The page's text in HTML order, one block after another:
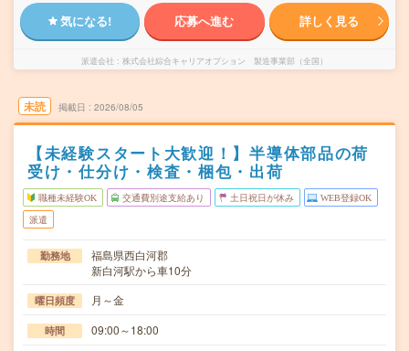
気になる! 応募へ進む 詳しく見る
派遣会社 株式会社綜合キャリアオプション 製造事業部（全国）
未読 掲載日 2026/08/05
【未経験スタート大歓迎！】半導体部品の荷
受け・仕分け・検査・梱包・出荷
職種未経験OK 交通費別途支給あり 土日祝日が休み WEB登録OK
派遣
勤務地
福島県西白河郡
新白河駅から車10分
曜日頻度 月～金
時間 09:00～18:00